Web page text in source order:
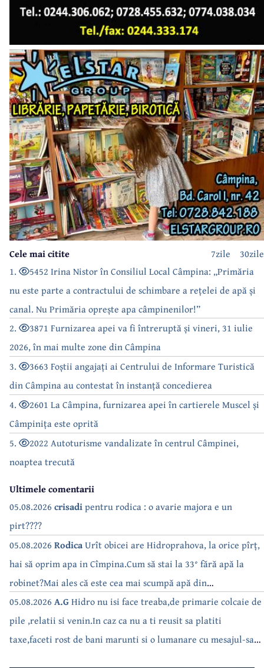
30zile
7zile
Cele mai citite
1.
5452 Irina Nistor în Consiliul Local Câmpina: „Primăria
nu este parte a contractului de schimbare a rețelei de apă și
canal. Nu Primăria oprește apa câmpinenilor!”
2.
3871 Furnizarea apei va fi întreruptă și vineri, 31 iulie
2026, în mai multe zone din Câmpina
3.
3663 Foștii angajați ai Centrului de Informare Turistică
din Câmpina au contestat în instanță concedierea
4.
2601 La Câmpina, furnizarea apei în cartierele Muscel și
Câmpinița este oprită
5.
2022 Autoturisme vandalizate în centrul Câmpinei,
noaptea trecută
Ultimele comentarii
05.08.2026 crisadipentru rodica : o avarie majora e un
pirt????
05.08.2026 RodicaUrît obicei are Hidroprahova, la orice pîrț,
hai să oprim apa in Cîmpina.Cum să stai la 33° fără apă la
robinet?Mai ales că este cea mai scumpă apă din
Romînua.RUȘINE!
05.08.2026 A.GHidro nu isi face treaba,de primarie colcaie de
pile ,relatii si venin.In caz ca nu a ti reusit sa platiti
taxe,faceti rost de bani marunti si o lumanare cu mesajul-sa